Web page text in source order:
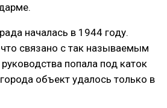
началась в 1944 году.
что связано с так называемым
попала под каток
объект удалось только в